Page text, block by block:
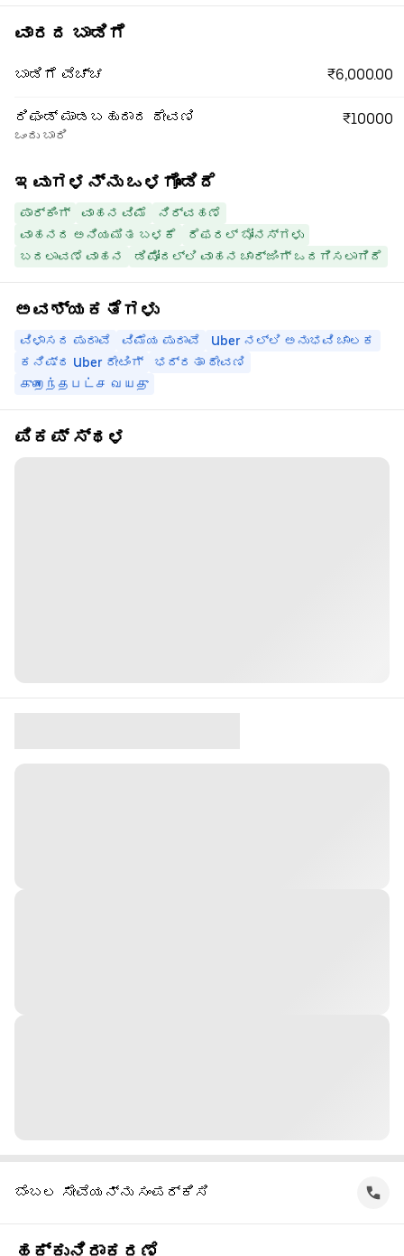
ವಾರದ ಬಾಡಿಗೆ
ಬಾಡಿಗೆ ವೆಚ್ಚ ₹6,000.00
ರಿಫಂಡ್ ಮಾಡಬಹುದಾದ ಠೇವಣಿ
ಒಂದು ಬಾರಿ
₹10000
ಇವುಗಳನ್ನು ಒಳಗೊಂಡಿದೆ
ಪಾರ್ಕಿಂಗ್ ವಾಹನ ವಿಮೆ
ನಿರ್ವಹಣೆ
ವಾಹನದ ಅನಿಯಮಿತ ಬಳಕೆ
ರೆಫರಲ್ ಬೋನಸ್‌ಗಳು
ಬದಲಾವಣೆ ವಾಹನ
ಡಿಪೋದಲ್ಲಿ ವಾಹನ ಚಾರ್ಜಿಂಗ್ ಒದಗಿಸಲಾಗಿದೆ
ಅವಶ್ಯಕತೆಗಳು
ವಿಳಾಸದ ಪುರಾವೆ ವಿಮೆಯ ಪುರಾವೆ
Uber ನಲ್ಲಿ ಅನುಭವಿ ಚಾಲಕ
ಕನಿಷ್ಠ Uber ರೇಟಿಂಗ್
ಭದ್ರತಾ ಠೇವಣಿ
குறைந்தபட்ச வயது
ಪಿಕಪ್ ಸ್ಥಳ
ಬೆಂಬಲ ಸೇವೆಯನ್ನು ಸಂಪರ್ಕಿಸಿ
ಹಕ್ಕುನಿರಾಕರಣೆ